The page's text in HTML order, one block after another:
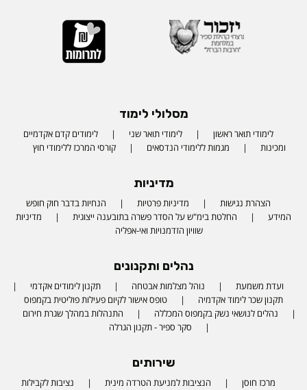
מסלולי לימוד
לימודי תואר ראשון לימודי תואר שני
לימודים קדם אקדמיים
ומכינות
מגמות ללימודי הנדסאים קורסי המרכז ללימודי חוץ
מדיניות
הצהרת נגישות מדיניות פרטיות
הנחיות בדבר חוק חופש
המידע
החלטת בימ"ש על הסדר פשרה בתובענה ייצוגית
מדיניות
שוויון הזדמנויות ואי-אפליה
נהלים ותקנונים
ועדת משמעת נוהל מצלמות אבטחה
תקנון לימודים אקדמי
תקנון שכר לימוד אקדמיה
טופס אישור לקיום פעילות פוליטית בקמפוס
נהלים לנושאי נשק בקמפוס המכללה
התנהלות במהלך שגרת חירום
סקר ספיר - תקנון הגרלה
שירותים
מרכז חוסן הנציבות למניעת הטרדה מינית
נציבות לקבילות